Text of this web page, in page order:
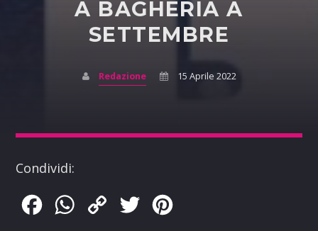
A BAGHERIA A
SETTEMBRE
Redazione 15 Aprile 2022
Condividi:
FacebookWhatsApp
Copy
Twitter